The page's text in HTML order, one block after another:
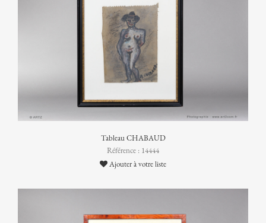
Tableau CHABAUD
Référence : 14444
Ajouter à votre liste